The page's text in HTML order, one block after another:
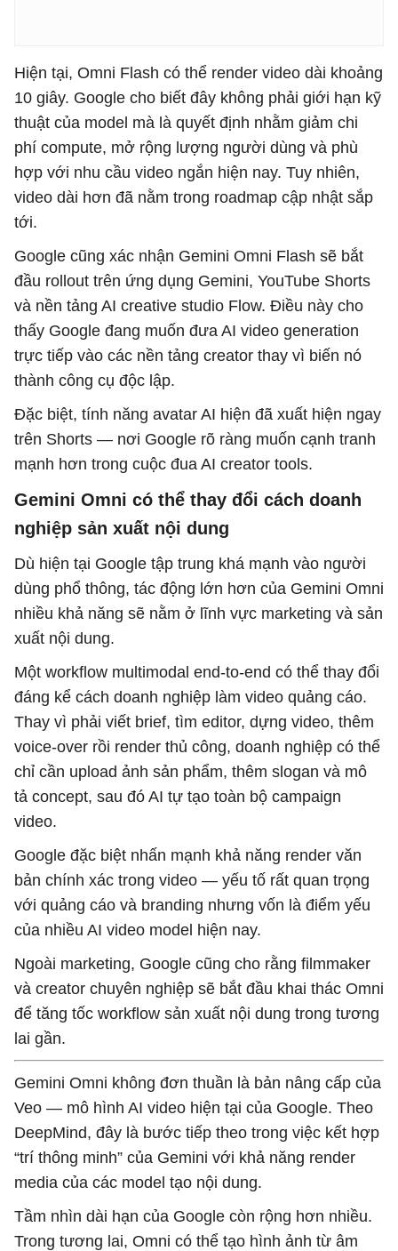
Hiện tại, Omni Flash có thể render video dài khoảng
10 giây. Google cho biết đây không phải giới hạn kỹ
thuật của model mà là quyết định nhằm giảm chi
phí compute, mở rộng lượng người dùng và phù
hợp với nhu cầu video ngắn hiện nay. Tuy nhiên,
video dài hơn đã nằm trong roadmap cập nhật sắp
tới.
Google cũng xác nhận Gemini Omni Flash sẽ bắt
đầu rollout trên ứng dụng Gemini, YouTube Shorts
và nền tảng AI creative studio Flow. Điều này cho
thấy Google đang muốn đưa AI video generation
trực tiếp vào các nền tảng creator thay vì biến nó
thành công cụ độc lập.
Đặc biệt, tính năng avatar AI hiện đã xuất hiện ngay
trên Shorts — nơi Google rõ ràng muốn cạnh tranh
mạnh hơn trong cuộc đua AI creator tools.
Gemini Omni có thể thay đổi cách doanh
nghiệp sản xuất nội dung
Dù hiện tại Google tập trung khá mạnh vào người
dùng phổ thông, tác động lớn hơn của Gemini Omni
nhiều khả năng sẽ nằm ở lĩnh vực marketing và sản
xuất nội dung.
Một workflow multimodal end-to-end có thể thay đổi
đáng kể cách doanh nghiệp làm video quảng cáo.
Thay vì phải viết brief, tìm editor, dựng video, thêm
voice-over rồi render thủ công, doanh nghiệp có thể
chỉ cần upload ảnh sản phẩm, thêm slogan và mô
tả concept, sau đó AI tự tạo toàn bộ campaign
video.
Google đặc biệt nhấn mạnh khả năng render văn
bản chính xác trong video — yếu tố rất quan trọng
với quảng cáo và branding nhưng vốn là điểm yếu
của nhiều AI video model hiện nay.
Ngoài marketing, Google cũng cho rằng filmmaker
và creator chuyên nghiệp sẽ bắt đầu khai thác Omni
để tăng tốc workflow sản xuất nội dung trong tương
lai gần.
Gemini Omni không đơn thuần là bản nâng cấp của
Veo — mô hình AI video hiện tại của Google. Theo
DeepMind, đây là bước tiếp theo trong việc kết hợp
“trí thông minh” của Gemini với khả năng render
media của các model tạo nội dung.
Tầm nhìn dài hạn của Google còn rộng hơn nhiều.
Trong tương lai, Omni có thể tạo hình ảnh từ âm